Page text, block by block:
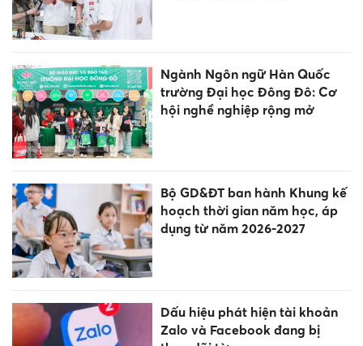
Ngành Ngôn ngữ Hàn Quốc
trường Đại học Đông Đô: Cơ
hội nghề nghiệp rộng mở
Bộ GD&ĐT ban hành Khung kế
hoạch thời gian năm học, áp
dụng từ năm 2026-2027
Dấu hiệu phát hiện tài khoản
Zalo và Facebook đang bị